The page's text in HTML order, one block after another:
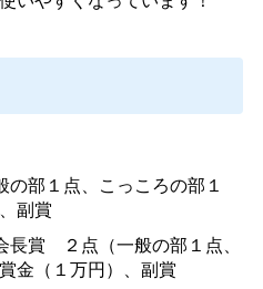
の部１点、こっころの部１
副賞
長賞
２点（一般の部１点、
金（１万円）、副賞